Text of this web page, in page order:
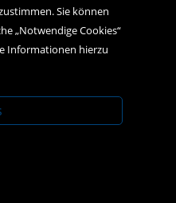
Sie können
„Notwendige Cookies“
Informationen hierzu